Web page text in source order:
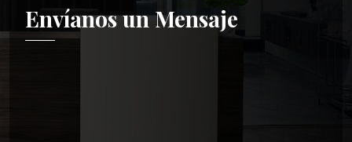
Envíanos un Mensaje